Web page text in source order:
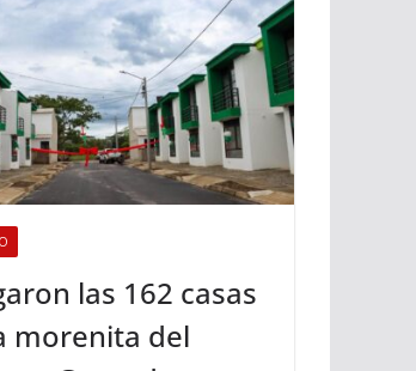
las 162 casas
morenita del